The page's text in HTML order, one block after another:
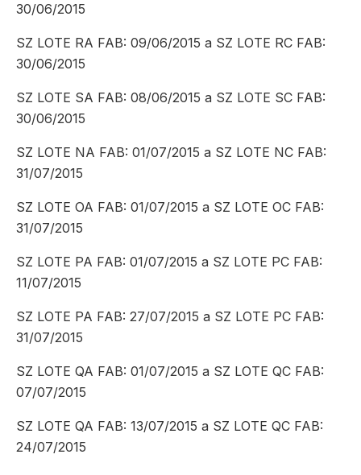
30/06/2015
SZ LOTE RA FAB: 09/06/2015 a SZ LOTE RC FAB:
30/06/2015
SZ LOTE SA FAB: 08/06/2015 a SZ LOTE SC FAB:
30/06/2015
SZ LOTE NA FAB: 01/07/2015 a SZ LOTE NC FAB:
31/07/2015
SZ LOTE OA FAB: 01/07/2015 a SZ LOTE OC FAB:
31/07/2015
SZ LOTE PA FAB: 01/07/2015 a SZ LOTE PC FAB:
11/07/2015
SZ LOTE PA FAB: 27/07/2015 a SZ LOTE PC FAB:
31/07/2015
SZ LOTE QA FAB: 01/07/2015 a SZ LOTE QC FAB:
07/07/2015
SZ LOTE QA FAB: 13/07/2015 a SZ LOTE QC FAB:
24/07/2015